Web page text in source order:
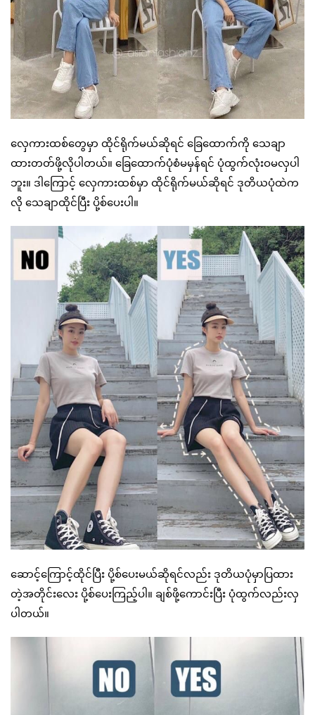
လှေကားထစ်တွေမှာ ထိုင်ရိုက်မယ်ဆိုရင် ခြေထောက်ကို သေချာ
ထားတတ်ဖို့လိုပါတယ်။ ခြေထောက်ပုံစံမမှန်ရင် ပုံထွက်လုံးဝမလှပါ
ဘူး။ ဒါကြောင့် လှေကားထစ်မှာ ထိုင်ရိုက်မယ်ဆိုရင် ဒုတိယပုံထဲက
လို သေချာထိုင်ပြီး ပို့စ်ပေးပါ။
ဆောင့်ကြောင့်ထိုင်ပြီး ပို့စ်ပေးမယ်ဆိုရင်လည်း ဒုတိယပုံမှာပြထား
တဲ့အတိုင်းလေး ပို့စ်ပေးကြည့်ပါ။ ချစ်ဖို့ကောင်းပြီး ပုံထွက်လည်းလှ
ပါတယ်။